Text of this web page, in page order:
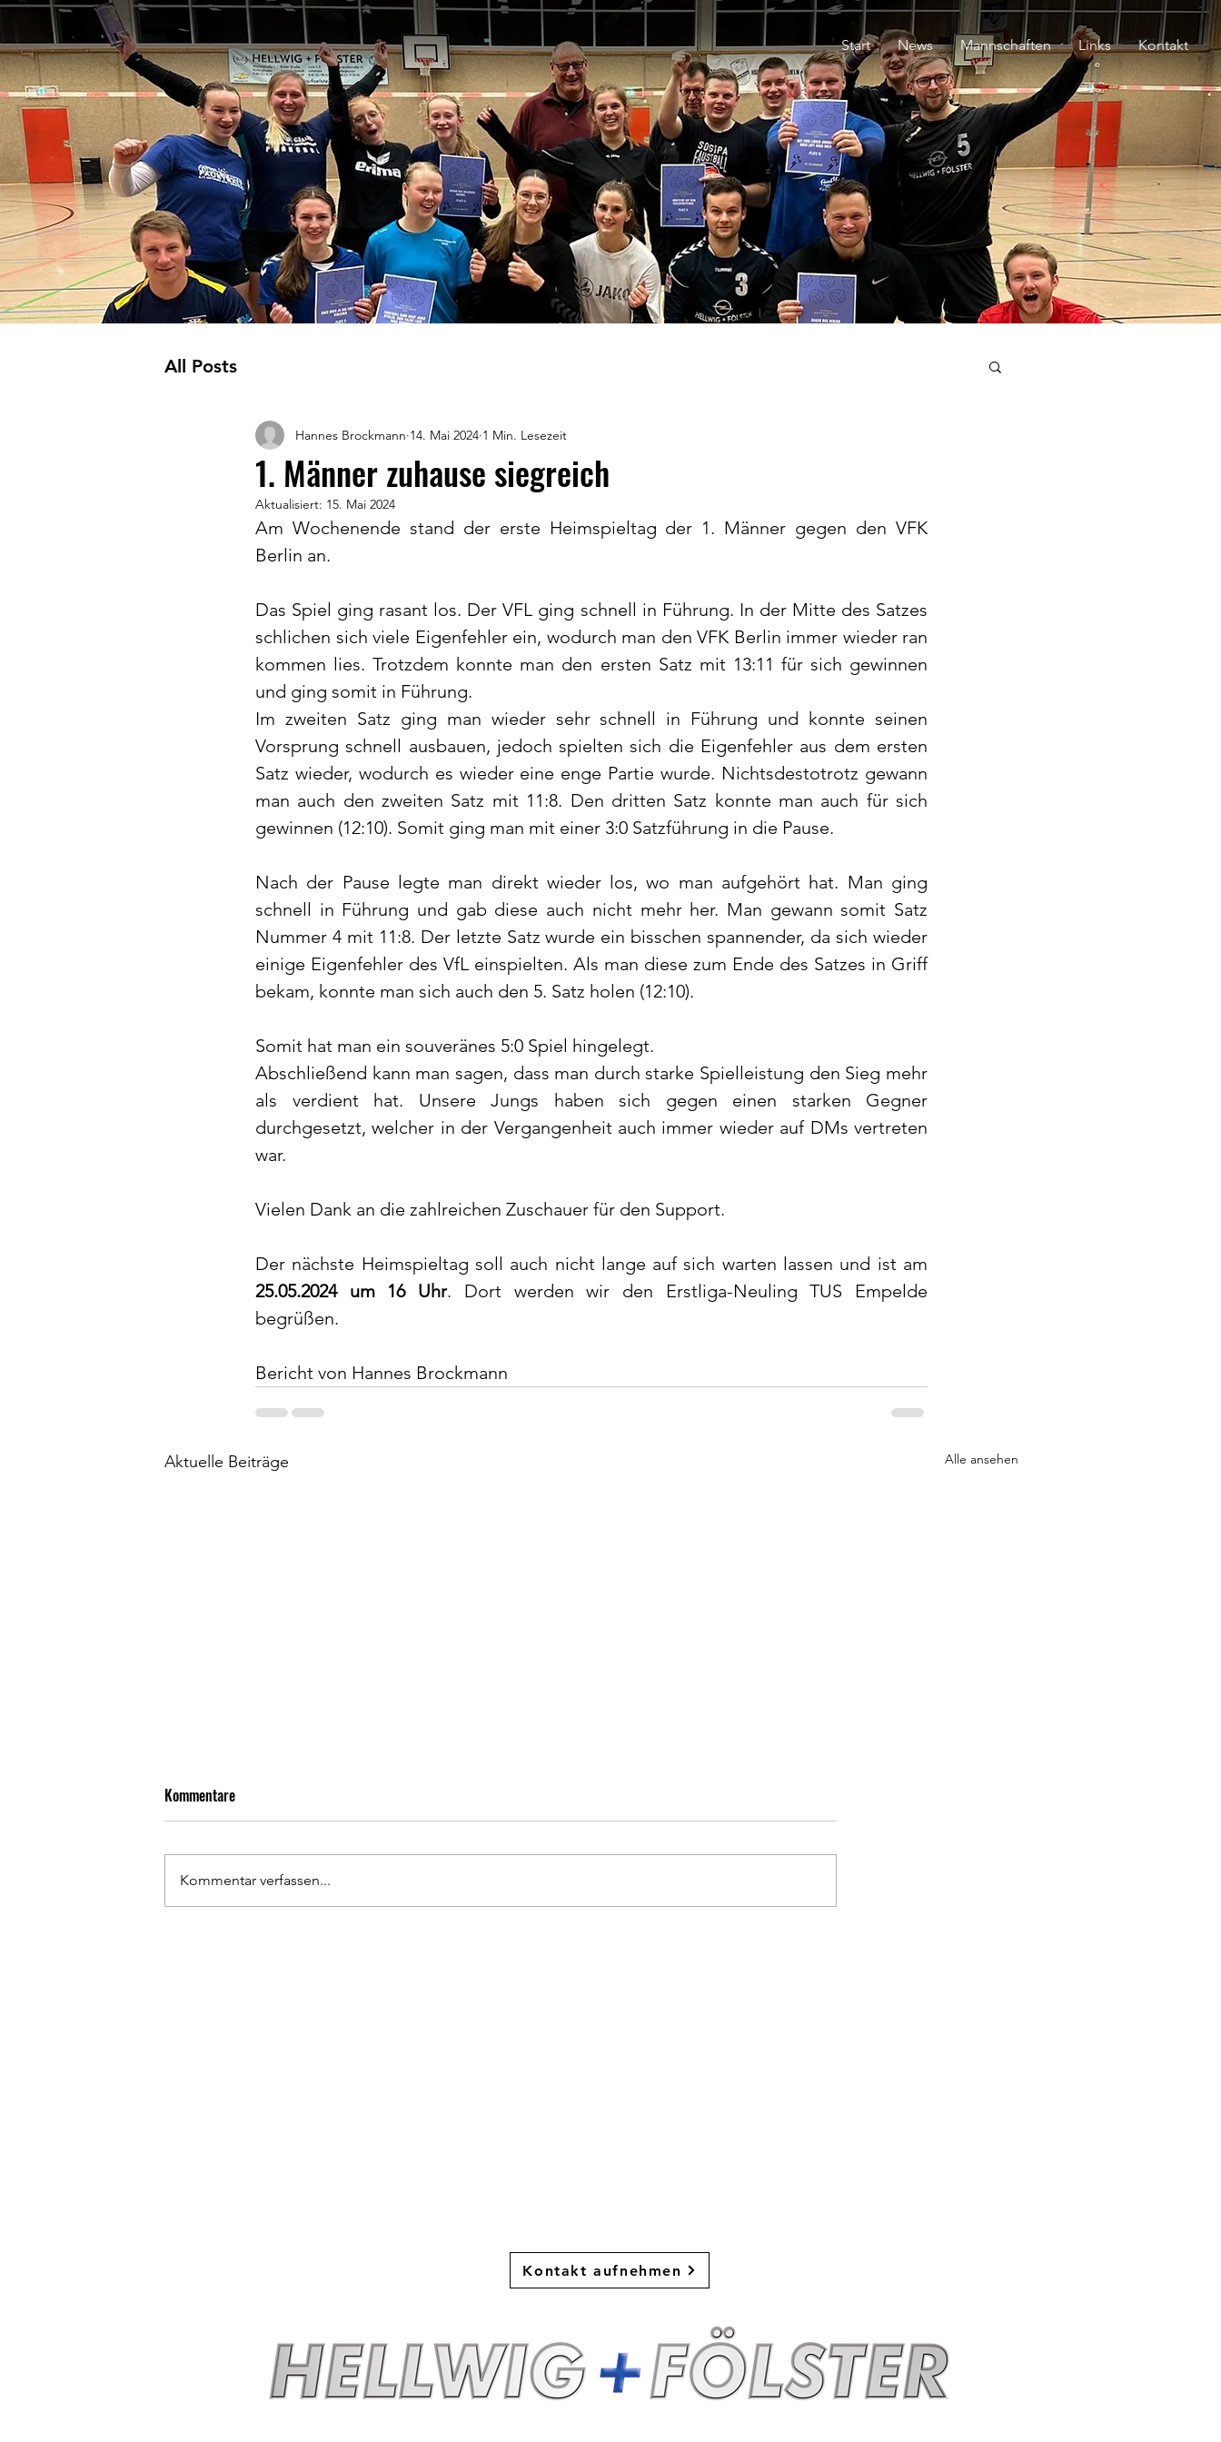
Start News Mannschaften Links Kontakt
All Posts
1. Männer zuhause siegreich
Hannes Brockmann 14. Mai 2024 1 Min. Lesezeit
Aktualisiert: 15. Mai 2024
Am Wochenende stand der erste Heimspieltag der 1. Männer gegen den VFK
Berlin an.
Das Spiel ging rasant los. Der VFL ging schnell in Führung. In der Mitte des Satzes
schlichen sich viele Eigenfehler ein, wodurch man den VFK Berlin immer wieder ran
kommen lies. Trotzdem konnte man den ersten Satz mit 13:11 für sich gewinnen
und ging somit in Führung.
Im zweiten Satz ging man wieder sehr schnell in Führung und konnte seinen
Vorsprung schnell ausbauen, jedoch spielten sich die Eigenfehler aus dem ersten
Satz wieder, wodurch es wieder eine enge Partie wurde. Nichtsdestotrotz gewann
man auch den zweiten Satz mit 11:8. Den dritten Satz konnte man auch für sich
gewinnen (12:10). Somit ging man mit einer 3:0 Satzführung in die Pause.
Nach der Pause legte man direkt wieder los, wo man aufgehört hat. Man ging
schnell in Führung und gab diese auch nicht mehr her. Man gewann somit Satz
Nummer 4 mit 11:8. Der letzte Satz wurde ein bisschen spannender, da sich wieder
einige Eigenfehler des VfL einspielten. Als man diese zum Ende des Satzes in Griff
bekam, konnte man sich auch den 5. Satz holen (12:10).
Somit hat man ein souveränes 5:0 Spiel hingelegt.
Abschließend kann man sagen, dass man durch starke Spielleistung den Sieg mehr
als verdient hat. Unsere Jungs haben sich gegen einen starken Gegner
durchgesetzt, welcher in der Vergangenheit auch immer wieder auf DMs vertreten
war.
Vielen Dank an die zahlreichen Zuschauer für den Support.
25.05.2024 um 16 Uhr. Dort werden wir den Erstliga-Neuling TUS Empelde
begrüßen.
Bericht von Hannes Brockmann
Aktuelle Beiträge Alle ansehen
Kommentare
Kommentar verfassen...
Kontakt aufnehmen